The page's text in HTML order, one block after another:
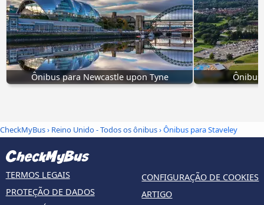
Ônibus para Newcastle upon Tyne
CheckMyBus› Reino Unido - Todos os ônibus› Ônibus para Staveley
TERMOS LEGAIS
PROTEÇÃO DE DADOS
CONFIGURAÇÃO DE COOKIES
ARTIGO